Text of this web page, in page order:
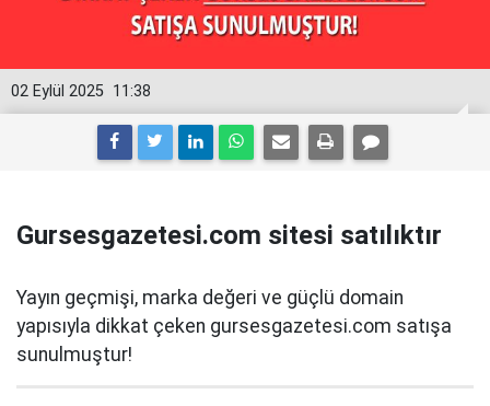
11:38
02 Eylül 2025
Gursesgazetesi.com sitesi satılıktır
Yayın geçmişi, marka değeri ve güçlü domain
yapısıyla dikkat çeken gursesgazetesi.com satışa
sunulmuştur!